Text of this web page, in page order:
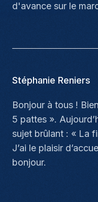
d'avance sur le
Stéphanie Reniers
Bonjour à tous !
5 pattes ».
sujet brûlant : « La
J’ai le plaisir
bonjour.